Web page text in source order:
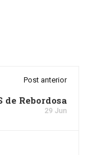
Post anterior
de Rebordosa
29 Jun